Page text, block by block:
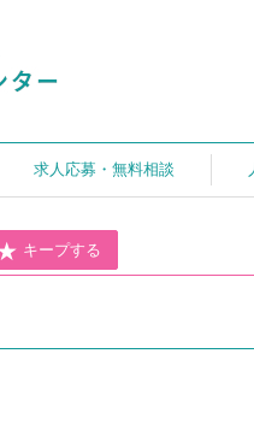
求人応募・無料相談
キープする